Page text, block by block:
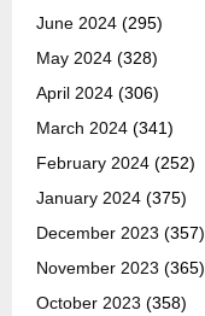
June 2024 (295)
May 2024 (328)
April 2024 (306)
March 2024 (341)
February 2024 (252)
January 2024 (375)
December 2023 (357)
November 2023 (365)
October 2023 (358)